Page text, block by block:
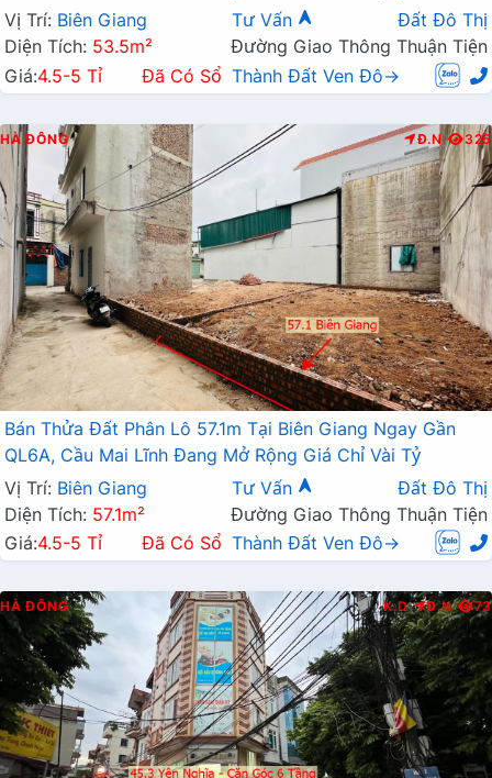
Vị Trí: Biên Giang Tư Vấn
Đất Đô Thị
Diện Tích: 53.5m²
Đường Giao Thông Thuận Tiện
Giá:4.5-5 Tỉ Đã Có Sổ Thành Đất Ven Đô→
HÀ ĐÔNG Đ.N 325
Bán Thửa Đất Phân Lô 57.1m Tại Biên Giang Ngay Gần
QL6A, Cầu Mai Lĩnh Đang Mở Rộng Giá Chỉ Vài Tỷ
Vị Trí: Biên Giang Tư Vấn
Đất Đô Thị
Diện Tích: 57.1m²
Đường Giao Thông Thuận Tiện
Giá:4.5-5 Tỉ Đã Có Sổ Thành Đất Ven Đô→
HÀ ĐÔNG K.D Đ.N 73